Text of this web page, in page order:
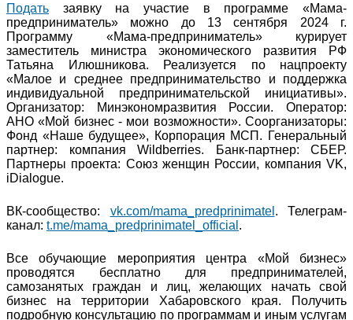
Подать заявку на участие в программе «Мама-
предприниматель» можно до 13 сентября 2024 г.
Программу «Мама-предприниматель» курирует
заместитель министра экономического развития РФ
Татьяна Илюшникова. Реализуется по нацпроекту
«Малое и среднее предпринимательство и поддержка
индивидуальной предпринимательской инициативы».
Организатор: Минэкономразвития России. Оператор:
АНО «Мой бизнес - мои возможности». Соорганизаторы:
Фонд «Наше будущее», Корпорация МСП. Генеральный
партнер: компания Wildberries. Банк-партнер: СБЕР.
Партнеры проекта: Союз женщин России, компания VK,
iDialogue.
ВК-сообщество: vk.com/mama_predprinimatel . Телеграм-
канал: t.me/mama_predprinimatel_official .
Все обучающие мероприятия центра «Мой бизнес»
проводятся бесплатно для предпринимателей,
самозанятых граждан и лиц, желающих начать свой
бизнес на территории Хабаровского края. Получить
подробную консультацию по программам и иным услугам